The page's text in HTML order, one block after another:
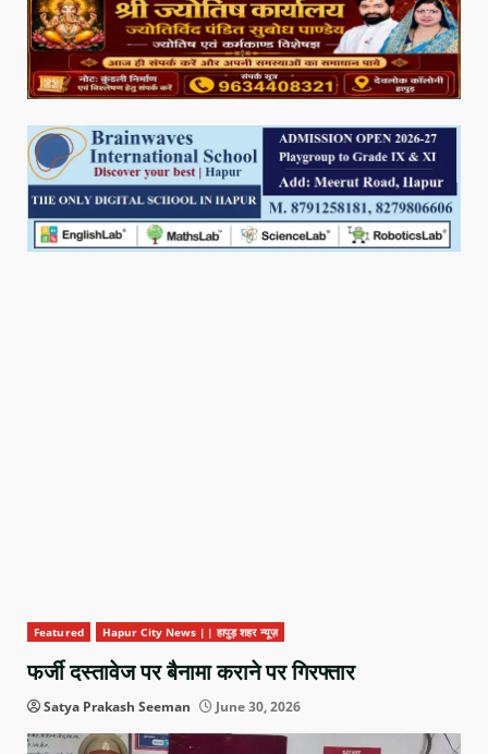
Featured Hapur City News || हापुड़ शहर न्यूज़
फर्जी दस्तावेज पर बैनामा कराने पर गिरफ्तार
Satya Prakash Seeman June 30, 2026